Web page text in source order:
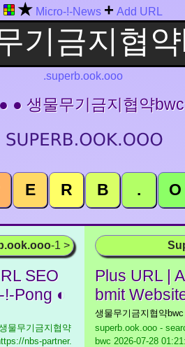
★ Micro-!-News + Add URL
.superb.ook.ooo
● 생물무기금지협약bwc
E R B . O
-1 >
SEO
Pong ◐
물무기금지협약
nbs-partner.
Plus URL |
bmit
생물무기금지협약bwc
superb.ook.ooo -
bwc 2026-07-28